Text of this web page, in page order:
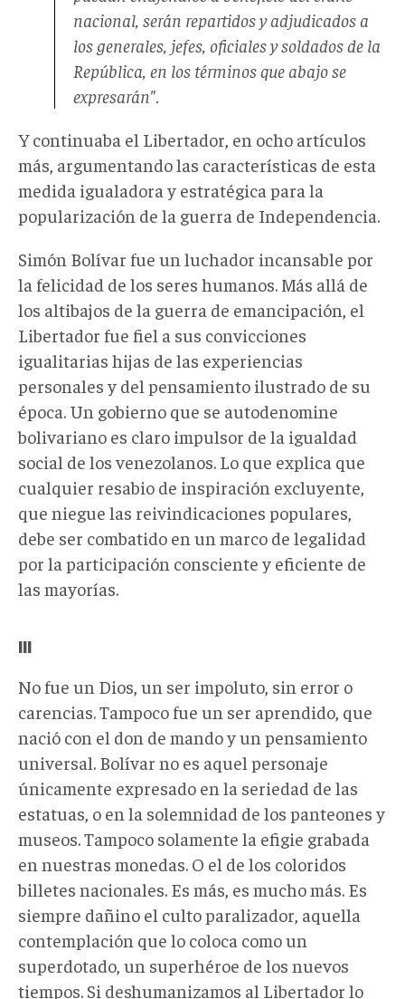
nacional, serán repartidos y adjudicados a
los generales, jefes, oficiales y soldados de la
República, en los términos que abajo se
expresarán".
Y continuaba el Libertador, en ocho artículos
más, argumentando las características de esta
medida igualadora y estratégica para la
popularización de la guerra de Independencia.
Simón Bolívar fue un luchador incansable por
la felicidad de los seres humanos. Más allá de
los altibajos de la guerra de emancipación, el
Libertador fue fiel a sus convicciones
igualitarias hijas de las experiencias
personales y del pensamiento ilustrado de su
época. Un gobierno que se autodenomine
bolivariano es claro impulsor de la igualdad
social de los venezolanos. Lo que explica que
cualquier resabio de inspiración excluyente,
que niegue las reivindicaciones populares,
debe ser combatido en un marco de legalidad
por la participación consciente y eficiente de
las mayorías.
III
No fue un Dios, un ser impoluto, sin error o
carencias. Tampoco fue un ser aprendido, que
nació con el don de mando y un pensamiento
universal. Bolívar no es aquel personaje
únicamente expresado en la seriedad de las
estatuas, o en la solemnidad de los panteones y
museos. Tampoco solamente la efigie grabada
en nuestras monedas. O el de los coloridos
billetes nacionales. Es más, es mucho más. Es
siempre dañino el culto paralizador, aquella
contemplación que lo coloca como un
superdotado, un superhéroe de los nuevos
tiempos. Si deshumanizamos al Libertador lo